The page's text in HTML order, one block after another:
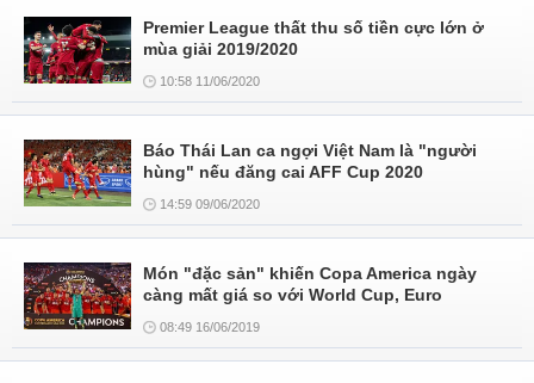
Premier League thất thu số tiền cực lớn ở
mùa giải 2019/2020
10:58 11/06/2020
Báo Thái Lan ca ngợi Việt Nam là "người
hùng" nếu đăng cai AFF Cup 2020
14:59 09/06/2020
Món "đặc sản" khiến Copa America ngày
càng mất giá so với World Cup, Euro
08:49 16/06/2019